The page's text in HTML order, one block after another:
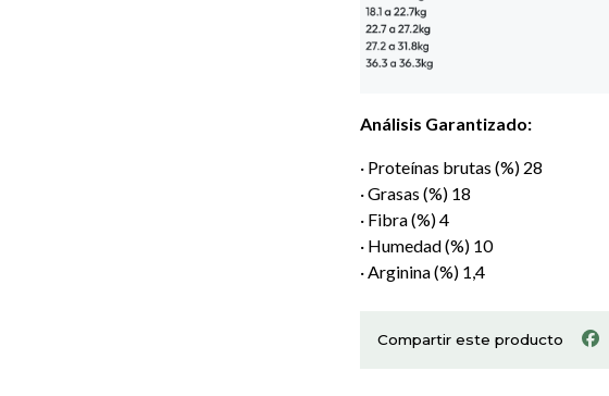
Análisis Garantizado:
· Proteínas brutas (%) 28
· Grasas (%) 18
· Fibra (%) 4
· Humedad (%) 10
· Arginina (%) 1,4
Compartir este producto